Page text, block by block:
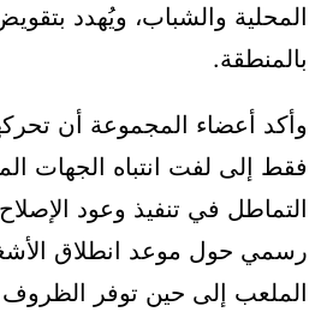
المحلية والشباب، ويُهدد
بالمنطقة.
وأكد أعضاء المجموعة أن
فقط إلى لفت انتباه الجهات
التماطل في تنفيذ وعود
رسمي حول موعد انطلاق
الملعب إلى حين توفر الظروف